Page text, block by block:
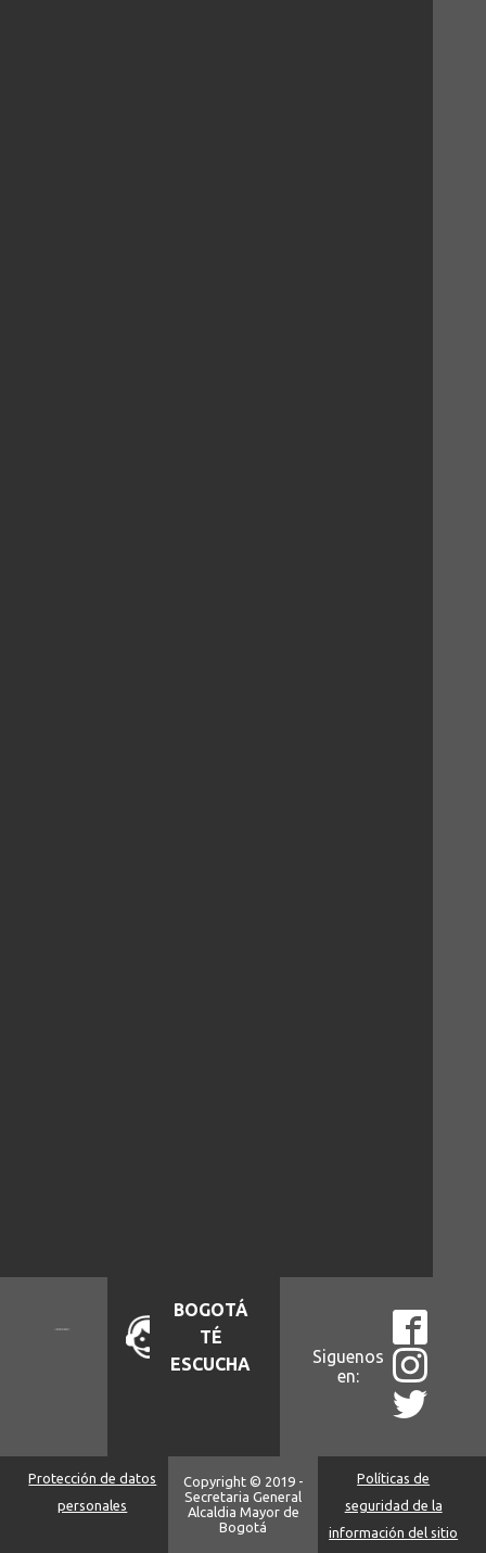
BOGOTÁ
TÉ
ESCUCHA
Siguenos
en:
Protección de datos
personales
Copyright © 2019 -
Secretaria General
Alcaldia Mayor de
Bogotá
Políticas de
seguridad de la
información del sitio